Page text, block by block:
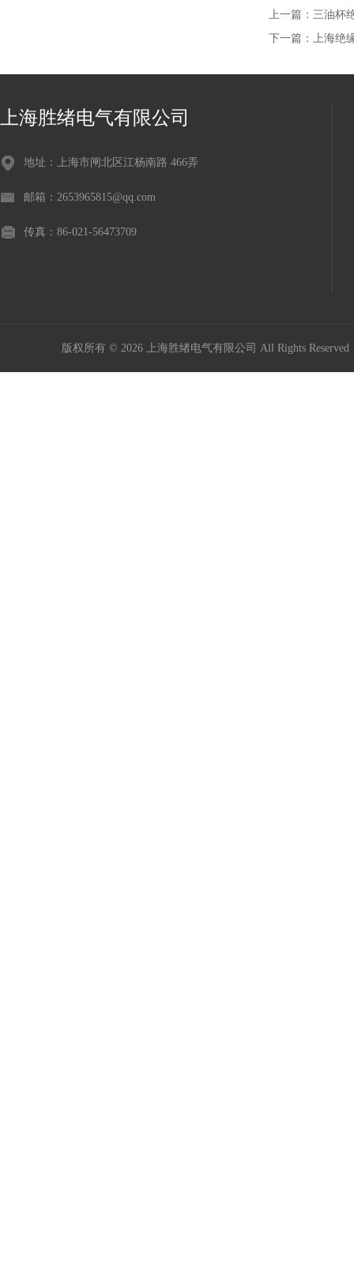
上一篇： 三油杯
下一篇： 上海绝
上海胜绪电气有限公司
地址：上海市闸北区江杨南路 466弄
邮箱：2653965815@qq.com
传真：86-021-56473709
版权所有 © 2026 上海胜绪电气有限公司 All Rights